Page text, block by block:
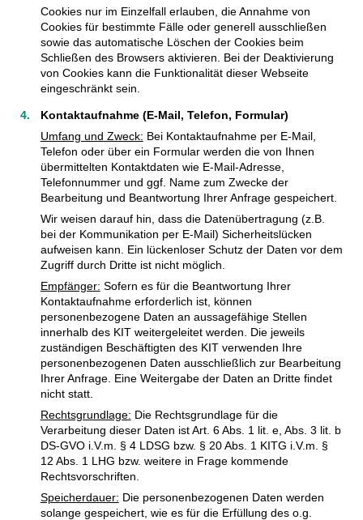
Cookies nur im Einzelfall erlauben, die Annahme von
Cookies für bestimmte Fälle oder generell ausschließen
sowie das automatische Löschen der Cookies beim
Schließen des Browsers aktivieren. Bei der Deaktivierung
von Cookies kann die Funktionalität dieser Webseite
eingeschränkt sein.
Kontaktaufnahme (E-Mail, Telefon, Formular)
Umfang und Zweck: Bei Kontaktaufnahme per E-Mail,
Telefon oder über ein Formular werden die von Ihnen
übermittelten Kontaktdaten wie E-Mail-Adresse,
Telefonnummer und ggf. Name zum Zwecke der
Bearbeitung und Beantwortung Ihrer Anfrage gespeichert.
Wir weisen darauf hin, dass die Datenübertragung (z.B.
bei der Kommunikation per E-Mail) Sicherheitslücken
aufweisen kann. Ein lückenloser Schutz der Daten vor dem
Zugriff durch Dritte ist nicht möglich.
Empfänger: Sofern es für die Beantwortung Ihrer
Kontaktaufnahme erforderlich ist, können
personenbezogene Daten an aussagefähige Stellen
innerhalb des KIT weitergeleitet werden. Die jeweils
zuständigen Beschäftigten des KIT verwenden Ihre
personenbezogenen Daten ausschließlich zur Bearbeitung
Ihrer Anfrage. Eine Weitergabe der Daten an Dritte findet
nicht statt.
Rechtsgrundlage: Die Rechtsgrundlage für die
Verarbeitung dieser Daten ist Art. 6 Abs. 1 lit. e, Abs. 3 lit. b
DS-GVO i.V.m. § 4 LDSG bzw. § 20 Abs. 1 KITG i.V.m. §
12 Abs. 1 LHG bzw. weitere in Frage kommende
Rechtsvorschriften.
Speicherdauer: Die personenbezogenen Daten werden
solange gespeichert, wie es für die Erfüllung des o.g.